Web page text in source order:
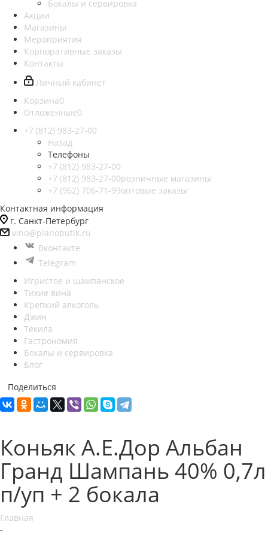
Бокалы и сервировка
Акции
Магазины
Мероприятия
Корпоративные заказы
Контакты
Личный кабинет
Корзина0
Отложенные0
+7 (812) 983-27-00
Назад
Телефоны
+7 (812) 983-27-00
+7 (812) 983-27-00розничные магазины
+7 (962) 706-71-99оптовые заказы
Контактная информация
г. Санкт-Петербург
vino@pianobutik.ru
Вконтакте
Telegram
Игристое и шампанское
Тихие вина
Крепкий алкоголь
Джин
Текила
Гастрономия
Бокалы и сервировка
Блог
Поделиться
Коньяк А.Е.Дор Альбан
Гранд Шампань 40% 0,7л
п/уп + 2 бокала
Главная
-